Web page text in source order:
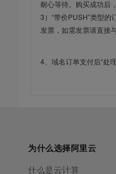
耐心等待。购买成功后
3）“带价PUSH”类型
发票，如需发票请直接
4、域名订单支付后“处